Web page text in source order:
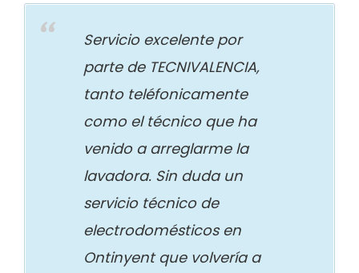
Servicio excelente por
parte de TECNIVALENCIA,
tanto teléfonicamente
como el técnico que ha
venido a arreglarme la
lavadora. Sin duda un
servicio técnico de
electrodomésticos en
Ontinyent que volvería a